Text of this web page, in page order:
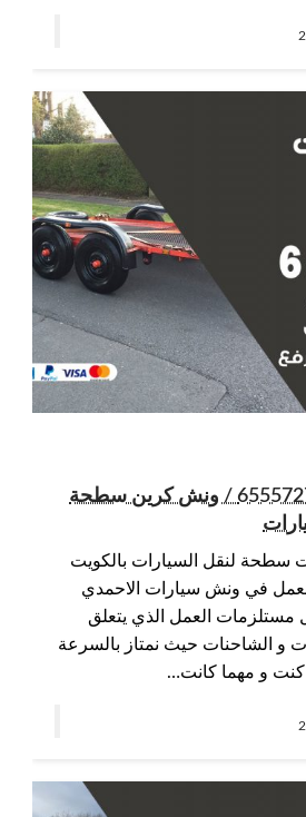
ونش الاحمدي / 65557275 / ونش كرين سطحة
سطحة لنقل السيارات بالكويت
في ونش سيارات الاحمدي
مستلزمات العمل الذي يتعلق
و الشاحنات حيث نمتاز بالسرعة
كنت و مهما كانت…